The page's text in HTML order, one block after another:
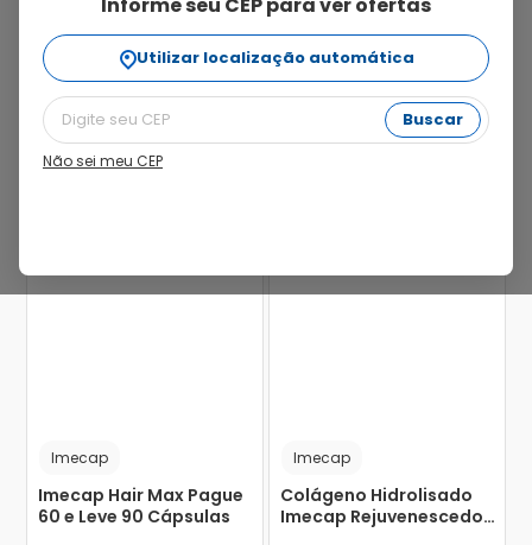
Informe seu CEP para ver ofertas
Utilizar localização automática
Buscar
Não sei meu CEP
Ordenar Por
relevância
Imecap
Imecap Hair Max Pague
60 e Leve 90 Cápsulas
Imecap
Colágeno Hidrolisado
Imecap Rejuvenescedor